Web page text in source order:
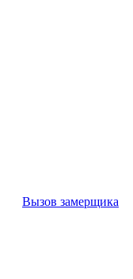
Вызов замерщика